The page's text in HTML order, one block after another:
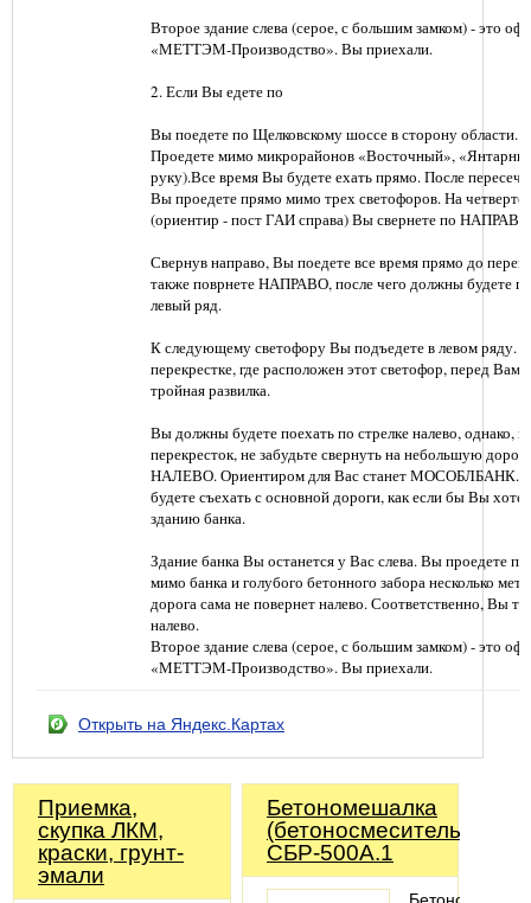
Второе здание слева (серое, с большим замком) - это
«МЕТТЭМ-Производство». Вы приехали.
2. Если Вы едете по
Вы поедете по Щелковскому шоссе в сторону области.
Проедете мимо микрорайонов «Восточный»,
руку).Все время Вы будете ехать прямо. После
Вы проедете прямо мимо трех светофоров. На
(ориентир - пост ГАИ справа) Вы свернете по
Свернув направо, Вы поедете все время прямо до
также поврнете НАПРАВО, после чего должны будете
левый ряд.
К следующему светофору Вы подъедете в левом ряду.
перекрестке, где расположен этот светофор, перед
тройная развилка.
Вы должны будете поехать по стрелке налево, однако,
перекресток, не забудьте свернуть на небольшую
НАЛЕВО. Ориентиром для Вас станет МОСОБЛБАНК.
будете съехать с основной дороги, как если бы Вы
зданию банка.
Здание банка Вы останется у Вас слева. Вы проедете по
мимо банка и голубого бетонного забора несколько
дорога сама не повернет налево. Соответственно, Вы
налево.
Второе здание слева (серое, с большим замком) - это
«МЕТТЭМ-Производство». Вы приехали.
Открыть на Яндекс.Картах
Приемка,
скупка ЛКМ,
краски, грунт-
эмали
Бетономешалка
(бетоносмеситель)
СБР-500А.1